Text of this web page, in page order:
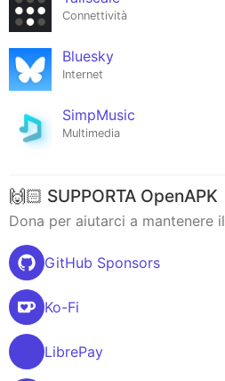
Connettività
Bluesky
Internet
SimpMusic
Multimedia
🙌🏻 SUPPORTA OpenAPK
Dona per aiutarci a mantenere
GitHub Sponsors
Ko-Fi
LibrePay